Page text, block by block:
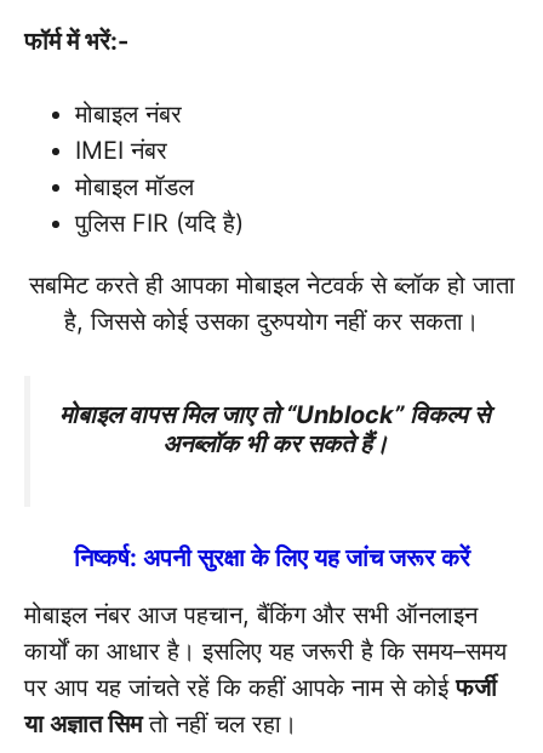
फॉर्म में भरें:-
मोबाइल नंबर
IMEI नंबर
मोबाइल मॉडल
पुलिस FIR (यदि है)
सबमिट करते ही आपका मोबाइल नेटवर्क से ब्लॉक हो जाता
है, जिससे कोई उसका दुरुपयोग नहीं कर सकता।
मोबाइल वापस मिल जाए तो “Unblock” विकल्प से
अनब्लॉक भी कर सकते हैं।
निष्कर्ष: अपनी सुरक्षा के लिए यह जांच जरूर करें
मोबाइल नंबर आज पहचान, बैंकिंग और सभी ऑनलाइन
कार्यों का आधार है। इसलिए यह जरूरी है कि समय–समय
पर आप यह जांचते रहें कि कहीं आपके नाम से कोईफर्जी
या अज्ञात सिमतो नहीं चल रहा।